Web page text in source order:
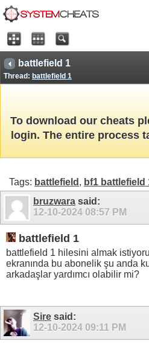
battlefield 1
Thread: battlefield 1
To download our cheats
login. The entire process
Tags: battlefield , bf1 battlefield
bruzwara said:
12-10-2024 08:57 PM
battlefield 1
battlefield 1 hilesini almak
ekranında bu abonelik şu anda
arkadaşlar yardımcı olabilir mi?
Sire said:
12-10-2024 09:11 PM